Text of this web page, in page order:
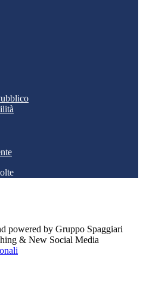
powered by Gruppo Spaggiari
& New Social Media